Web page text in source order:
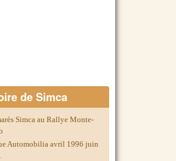
de Simca
Simca au Rallye Monte-
Automobilia avril 1996 juin